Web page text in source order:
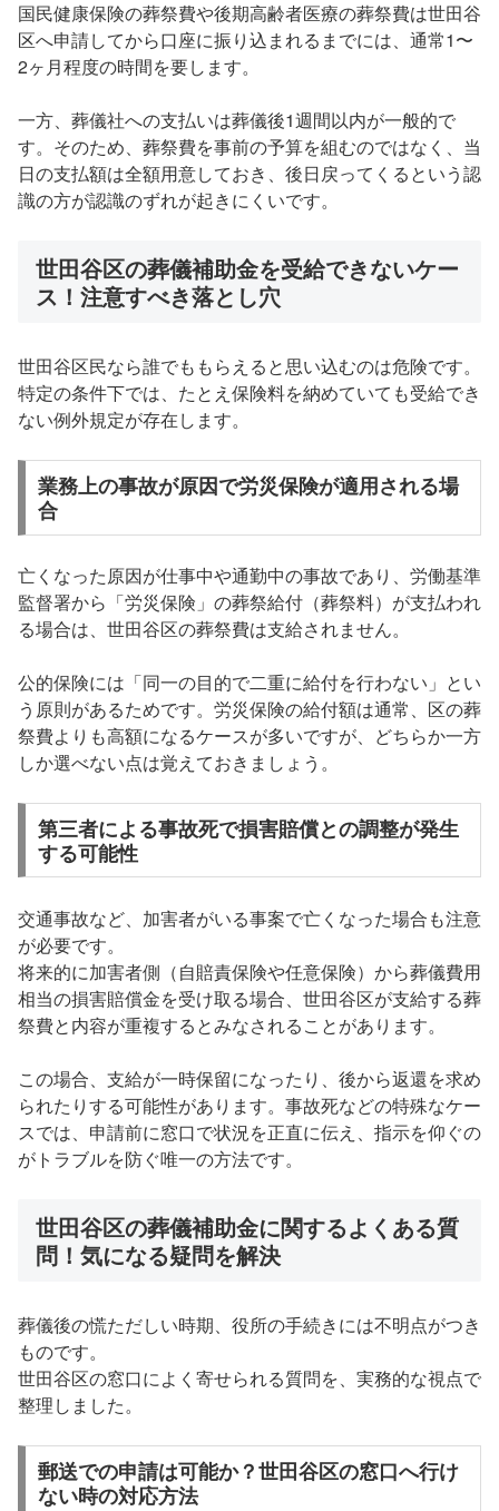
国民健康保険の葬祭費や後期高齢者医療の葬祭費は世田谷
区へ申請してから口座に振り込まれるまでには、通常1〜
2ヶ月程度の時間を要します。
一方、葬儀社への支払いは葬儀後1週間以内が一般的で
す。そのため、葬祭費を事前の予算を組むのではなく、当
日の支払額は全額用意しておき、後日戻ってくるという認
識の方が認識のずれが起きにくいです。
世田谷区の葬儀補助金を受給できないケー
ス！注意すべき落とし穴
世田谷区民なら誰でももらえると思い込むのは危険です。
特定の条件下では、たとえ保険料を納めていても受給でき
ない例外規定が存在します。
業務上の事故が原因で労災保険が適用される場
合
亡くなった原因が仕事中や通勤中の事故であり、労働基準
監督署から「労災保険」の葬祭給付（葬祭料）が支払われ
る場合は、世田谷区の葬祭費は支給されません。
公的保険には「同一の目的で二重に給付を行わない」とい
う原則があるためです。労災保険の給付額は通常、区の葬
祭費よりも高額になるケースが多いですが、どちらか一方
しか選べない点は覚えておきましょう。
第三者による事故死で損害賠償との調整が発生
する可能性
交通事故など、加害者がいる事案で亡くなった場合も注意
が必要です。
将来的に加害者側（自賠責保険や任意保険）から葬儀費用
相当の損害賠償金を受け取る場合、世田谷区が支給する葬
祭費と内容が重複するとみなされることがあります。
この場合、支給が一時保留になったり、後から返還を求め
られたりする可能性があります。事故死などの特殊なケー
スでは、申請前に窓口で状況を正直に伝え、指示を仰ぐの
がトラブルを防ぐ唯一の方法です。
世田谷区の葬儀補助金に関するよくある質
問！気になる疑問を解決
葬儀後の慌ただしい時期、役所の手続きには不明点がつき
ものです。
世田谷区の窓口によく寄せられる質問を、実務的な視点で
整理しました。
郵送での申請は可能か？世田谷区の窓口へ行け
ない時の対応方法